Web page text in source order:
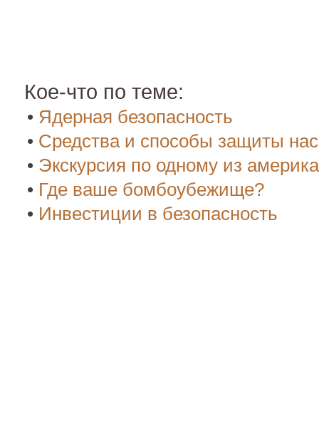
Кое-что по теме:
• Ядерная безопасность
• Средства и способы защиты
• Экскурсия по одному из
• Где ваше бомбоубежище?
• Инвестиции в безопасность